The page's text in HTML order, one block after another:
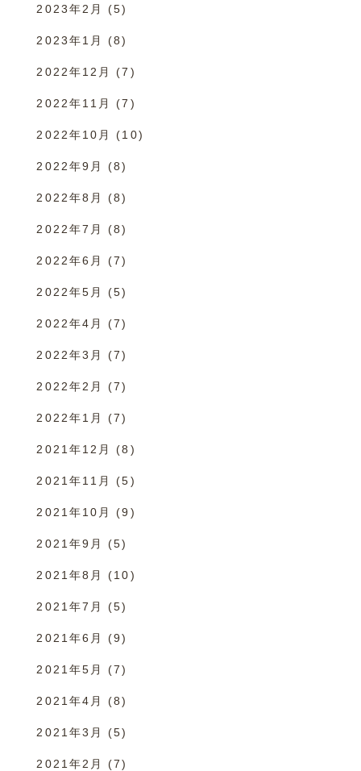
2023年2月 (5)
2023年1月 (8)
2022年12月 (7)
2022年11月 (7)
2022年10月 (10)
2022年9月 (8)
2022年8月 (8)
2022年7月 (8)
2022年6月 (7)
2022年5月 (5)
2022年4月 (7)
2022年3月 (7)
2022年2月 (7)
2022年1月 (7)
2021年12月 (8)
2021年11月 (5)
2021年10月 (9)
2021年9月 (5)
2021年8月 (10)
2021年7月 (5)
2021年6月 (9)
2021年5月 (7)
2021年4月 (8)
2021年3月 (5)
2021年2月 (7)